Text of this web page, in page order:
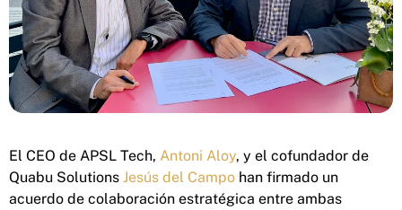
El CEO de APSL Tech, Antoni Aloy, y el cofundador de
Quabu Solutions Jesús del Campo han firmado un
acuerdo de colaboración estratégica entre ambas